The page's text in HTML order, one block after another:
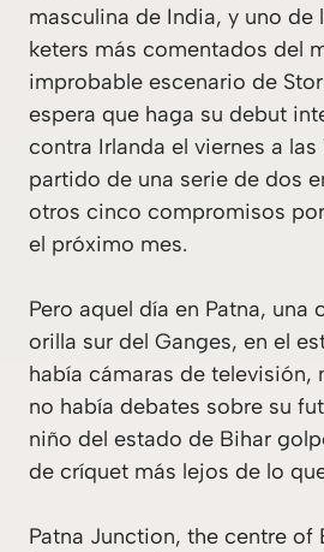
masculina de India, y uno
keters más comentados del
improbable escenario de
espera que haga su debut
contra Irlanda el viernes a las
partido de una serie de dos
otros cinco compromisos
el próximo mes.
Pero aquel día en Patna, una
orilla sur del Ganges, en el
había cámaras de televisión,
no había debates sobre su
niño del estado de Bihar
de críquet más lejos de lo
Patna Junction, the centre of